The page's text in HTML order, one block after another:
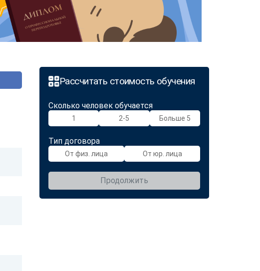
Рассчитать стоимость обучения
Сколько человек обучается
1 2-5 Больше 5
Тип договора
От физ. лица От юр. лица
Продолжить